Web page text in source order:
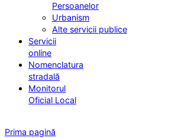
Persoanelor
Urbanism
Alte servicii publice
Servicii
online
Nomenclatura
stradală
Monitorul
Oficial Local
Prima pagină